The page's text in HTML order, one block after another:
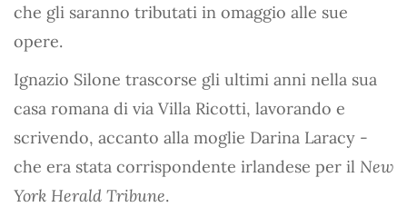
che gli saranno tributati in omaggio alle sue
opere.
Ignazio Silone trascorse gli ultimi anni nella sua
casa romana di via Villa Ricotti, lavorando e
scrivendo, accanto alla moglie Darina Laracy -
che era stata corrispondente irlandese per il New
York Herald Tribune.